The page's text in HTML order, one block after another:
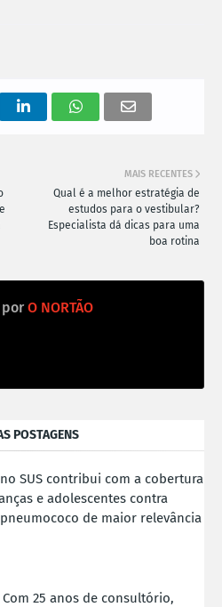
MAIS RECENTES
Qual é a melhor estratégia de
estudos para o vestibular?
Especialista dá dicas para uma
boa rotina
por O NORTÃO
POSTAGENS
no SUS contribui com a cobertura
e adolescentes contra
de maior relevância
Com 25 anos de consultório,